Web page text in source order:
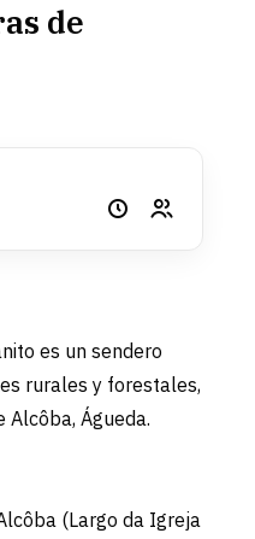
de
es un sendero
rurales y forestales,
Alcôba, Águeda.
(Largo da Igreja